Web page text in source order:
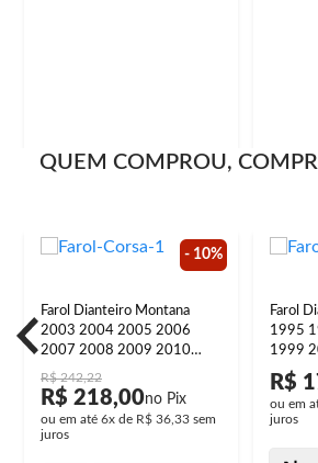
QUEM COMPROU,
- 10%
Farol Dianteiro Montana
2003 2004 2005 2006
2007 2008 2009 2010
2011 2012 Máscara
Cromada
R$ 242,22
R$ 218,00
ou em até 6x de R$ 36,33 sem
juros
Farol
1995
1999
R$
ou em
juros